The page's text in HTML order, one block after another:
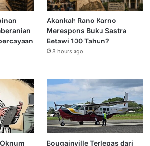
Akankah Rano Karno
Merespons Buku Sastra
Betawi 100 Tahun?
8 hours ago
Bougainville Terlepas dari